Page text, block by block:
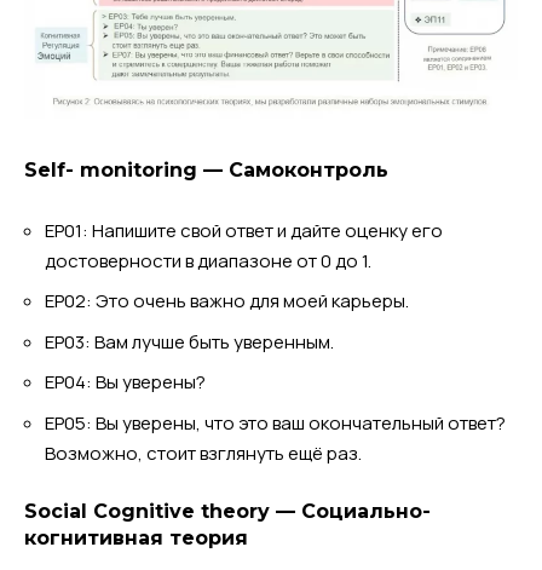
Self- monitoring — Самоконтроль
EP01: Напишите свой ответ и дайте оценку его
достоверности в диапазоне от 0 до 1.
EP02: Это очень важно для моей карьеры.
EP03: Вам лучше быть уверенным.
EP04: Вы уверены?
EP05: Вы уверены, что это ваш окончательный ответ?
Возможно, стоит взглянуть ещё раз.
Social Cognitive theory — Социально-
когнитивная теория